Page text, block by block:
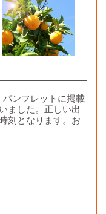
パンフレットに掲載
ました。正しい出
刻となります。お